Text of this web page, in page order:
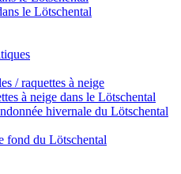
le Lötschental
/ raquettes à neige
à neige dans le Lötschental
hivernale du Lötschental
fond du Lötschental